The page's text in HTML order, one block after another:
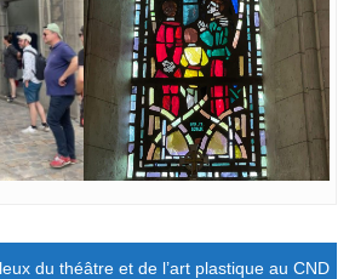
du théâtre et de l’art plastique au CND